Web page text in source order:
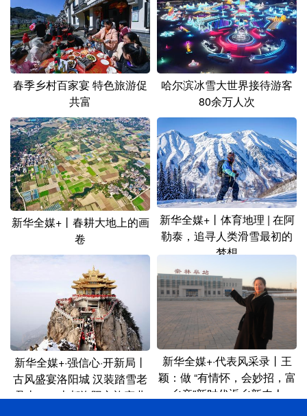
English Español Français عربى
Русский язык 日本語 한국어
Deutsch Português
春季乡村百家宴 特色旅游促
共富
哈尔滨冰雪大世界接待游客
80余万人次
新华全媒+丨春耕大地上的画
卷
新华全媒+丨体育地理 | 在阿
勒泰，追寻人类滑雪最初的
梦想
新华全媒+·强信心·开新局丨
古风盛宴洛阳城 汉装踏雪老
君山——古都洛阳文旅产业
新华全媒+·代表风采录丨王
颖：做 “有情怀，会妙招，富
乡亲”新时代返乡新农人